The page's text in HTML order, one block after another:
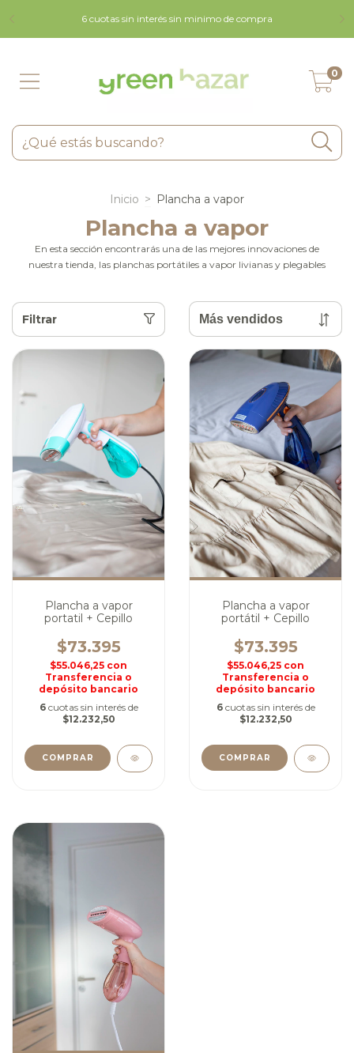
6 cuotas sin interés sin minimo de compra
0
Inicio > Plancha a vapor
Plancha a vapor
En esta sección encontrarás una de las mejores innovaciones de
nuestra tienda, las planchas portátiles a vapor livianas y plegables
Filtrar
Plancha a vapor
portatil + Cepillo
$73.395
$55.046,25 con
Transferencia o
depósito bancario
6 cuotas sin interés de
$12.232,50
Plancha a vapor
portátil + Cepillo
$73.395
$55.046,25 con
Transferencia o
depósito bancario
6 cuotas sin interés de
$12.232,50